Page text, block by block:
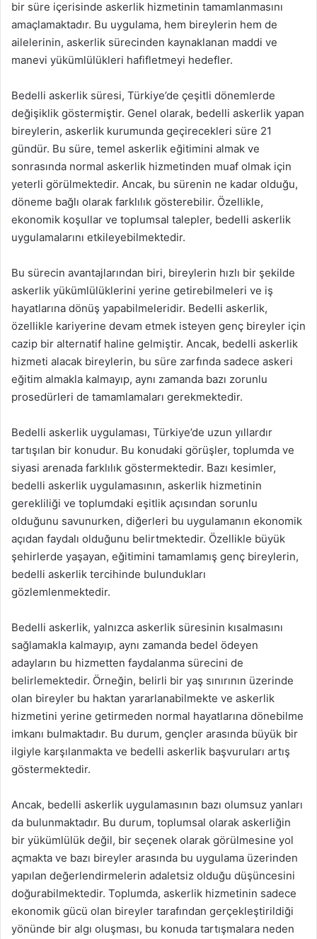
bir süre içerisinde askerlik hizmetinin tamamlanmasını
amaçlamaktadır. Bu uygulama, hem bireylerin hem de
ailelerinin, askerlik sürecinden kaynaklanan maddi ve
manevi yükümlülükleri hafifletmeyi hedefler.
Bedelli askerlik süresi, Türkiye’de çeşitli dönemlerde
değişiklik göstermiştir. Genel olarak, bedelli askerlik yapan
bireylerin, askerlik kurumunda geçirecekleri süre 21
gündür. Bu süre, temel askerlik eğitimini almak ve
sonrasında normal askerlik hizmetinden muaf olmak için
yeterli görülmektedir. Ancak, bu sürenin ne kadar olduğu,
döneme bağlı olarak farklılık gösterebilir. Özellikle,
ekonomik koşullar ve toplumsal talepler, bedelli askerlik
uygulamalarını etkileyebilmektedir.
Bu sürecin avantajlarından biri, bireylerin hızlı bir şekilde
askerlik yükümlülüklerini yerine getirebilmeleri ve iş
hayatlarına dönüş yapabilmeleridir. Bedelli askerlik,
özellikle kariyerine devam etmek isteyen genç bireyler için
cazip bir alternatif haline gelmiştir. Ancak, bedelli askerlik
hizmeti alacak bireylerin, bu süre zarfında sadece askeri
eğitim almakla kalmayıp, aynı zamanda bazı zorunlu
prosedürleri de tamamlamaları gerekmektedir.
Bedelli askerlik uygulaması, Türkiye’de uzun yıllardır
tartışılan bir konudur. Bu konudaki görüşler, toplumda ve
siyasi arenada farklılık göstermektedir. Bazı kesimler,
bedelli askerlik uygulamasının, askerlik hizmetinin
gerekliliği ve toplumdaki eşitlik açısından sorunlu
olduğunu savunurken, diğerleri bu uygulamanın ekonomik
açıdan faydalı olduğunu belirtmektedir. Özellikle büyük
şehirlerde yaşayan, eğitimini tamamlamış genç bireylerin,
bedelli askerlik tercihinde bulundukları
gözlemlenmektedir.
Bedelli askerlik, yalnızca askerlik süresinin kısalmasını
sağlamakla kalmayıp, aynı zamanda bedel ödeyen
adayların bu hizmetten faydalanma sürecini de
belirlemektedir. Örneğin, belirli bir yaş sınırının üzerinde
olan bireyler bu haktan yararlanabilmekte ve askerlik
hizmetini yerine getirmeden normal hayatlarına dönebilme
imkanı bulmaktadır. Bu durum, gençler arasında büyük bir
ilgiyle karşılanmakta ve bedelli askerlik başvuruları artış
göstermektedir.
Ancak, bedelli askerlik uygulamasının bazı olumsuz yanları
da bulunmaktadır. Bu durum, toplumsal olarak askerliğin
bir yükümlülük değil, bir seçenek olarak görülmesine yol
açmakta ve bazı bireyler arasında bu uygulama üzerinden
yapılan değerlendirmelerin adaletsiz olduğu düşüncesini
doğurabilmektedir. Toplumda, askerlik hizmetinin sadece
ekonomik gücü olan bireyler tarafından gerçekleştirildiği
yönünde bir algı oluşması, bu konuda tartışmalara neden